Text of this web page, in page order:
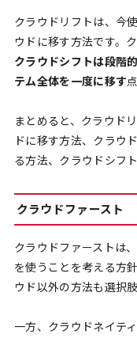
クラウドリフトは、今
ウドに移す方法です。
クラウドシフトは段階
テム全体を一度に移す
まとめると、クラウド
ドに移す方法、クラウ
る方法、クラウドシフ
クラウドファースト
クラウドファーストは
を使うことを考える方
ウド以外の方法も選択
一方、クラウドネイテ